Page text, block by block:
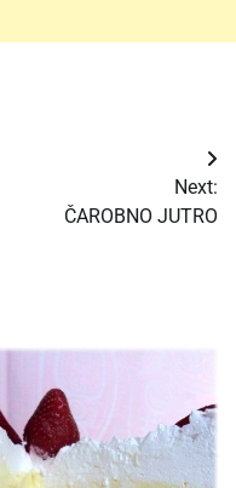
Next:
ČAROBNO JUTRO